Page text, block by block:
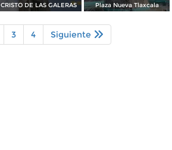
CRISTO DE LAS GALERAS Plaza Nueva Tlaxcala
3 4 Siguiente